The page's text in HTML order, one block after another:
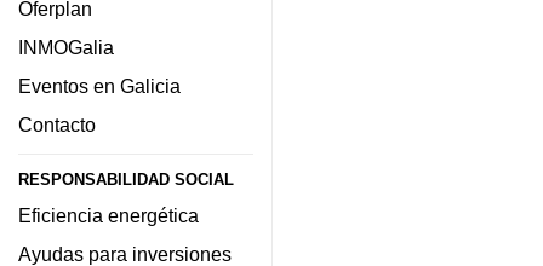
Oferplan
INMOGalia
Eventos en Galicia
Contacto
RESPONSABILIDAD SOCIAL
Eficiencia energética
Ayudas para inversiones